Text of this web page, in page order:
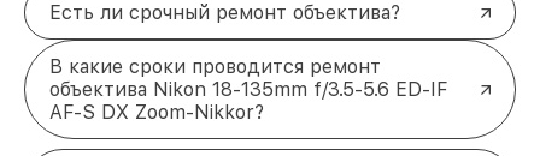
Есть ли срочный ремонт объектива?
В какие сроки проводится ремонт
объектива Nikon 18-135mm f/3.5-5.6 ED-IF
AF-S DX Zoom-Nikkor?